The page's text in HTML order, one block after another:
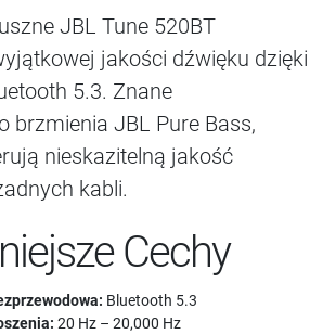
JBL Tune 520BT
jakości dźwięku dzięki
5.3. Znane
brzmienia JBL Pure Bass,
nieskazitelną jakość
kabli.
Cechy
Bluetooth 5.3
20 Hz – 20,000 Hz